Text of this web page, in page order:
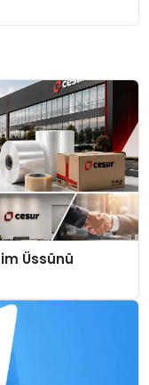
Üssünü